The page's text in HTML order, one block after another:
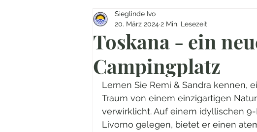
Toskana - ein
Campingplatz
Sieglinde Ivo
20. März 2024 2 Min. Lesezeit
Lernen Sie Remi & Sandra kennen,
Traum von einem einzigartigen
verwirklicht. Auf einem idyllischen
Livorno gelegen, bietet er einen